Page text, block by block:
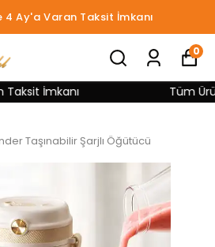
Gün Kargo İmkanı!
0
İmkanı Tüm
Taşınabilir Şarjlı Öğütücü